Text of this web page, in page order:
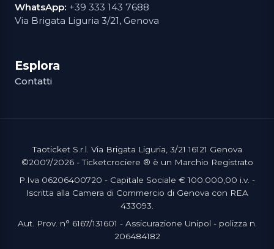
WhatsApp: +39 333 143 7688
Via Brigata Liguria 3/21, Genova
Esplora
Contatti
Taoticket S.r.l. Via Brigata Liguria, 3/21 16121 Genova
©2007/2026 - Ticketcrociere ® è un Marchio Registrato
P.Iva 06206400720 - Capitale Sociale € 100.000,00 i.v. -
Iscritta alla Camera di Commercio di Genova con REA
433093.
Aut. Prov. n° 6167/131601 - Assicurazione Unipol - polizza n.
206484182